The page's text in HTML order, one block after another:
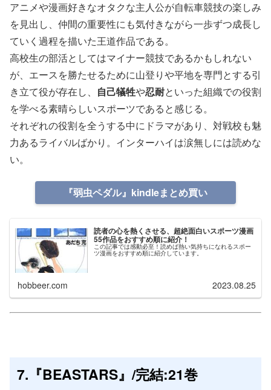
アニメや漫画好きなオタクな主人公が自転車競技の楽しみ
を見出し、仲間の重要性にも気付きながら一歩ずつ成長し
ていく過程を描いた王道作品である。
高校生の部活としてはマイナー競技であるかもしれない
が、エースを勝たせるために山登りや平地を専門とする引
き立て役が存在し、 自己犠牲や忍耐といった組織での役割
を学べる素晴らしいスポーツであると感じる。
それぞれの役割を全うする中にドラマがあり、対戦校も魅
力あるライバルばかり。インターハイは涙無しには読めな
い。
『弱虫ペダル』kindleまとめ買い
読者の心を熱くさせる、超絶面白いスポーツ漫画
55作品をおすすめ順に紹介！
この記事では感動必至！読めば熱い気持ちになれるスポー
ツ漫画をおすすめ順に紹介しています。
hobbeer.com 2023.08.25
7.『BEASTARS』/完結:21巻